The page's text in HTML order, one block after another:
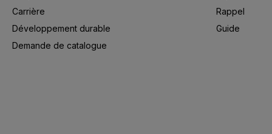
Carrière
Développement durable
Demande de catalogue
Rappel
Guide